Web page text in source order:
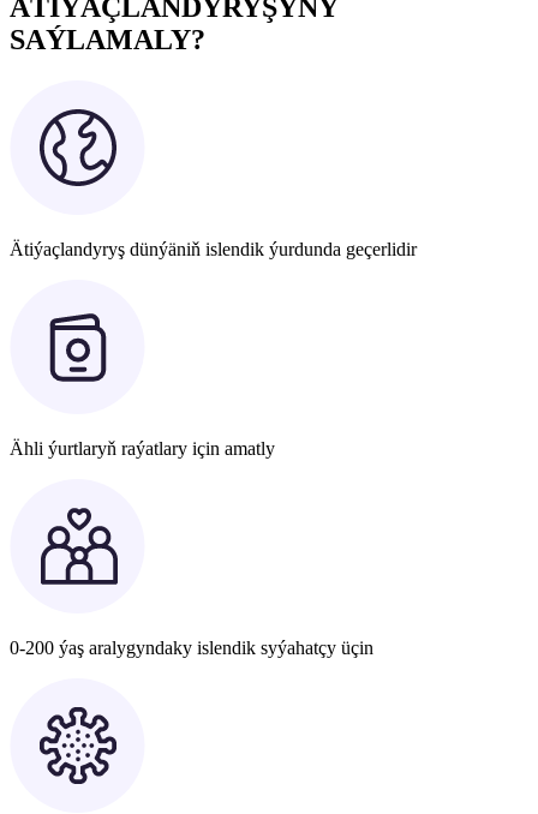
ÄTIÝAÇLANDYRYŞYNY
SAÝLAMALY?
Ätiýaçlandyryş dünýäniň islendik ýurdunda geçerlidir
Ähli ýurtlaryň raýatlary için amatly
0-200 ýaş aralygyndaky islendik syýahatçy üçin